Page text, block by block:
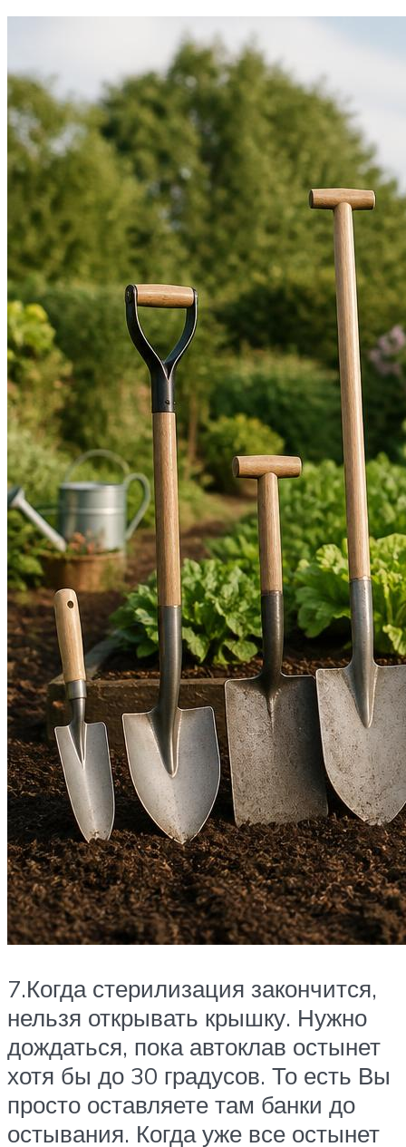
7.Когда стерилизация закончится,
нельзя открывать крышку. Нужно
дождаться, пока автоклав остынет
хотя бы до 30 градусов. То есть Вы
просто оставляете там банки до
остывания. Когда уже все остынет